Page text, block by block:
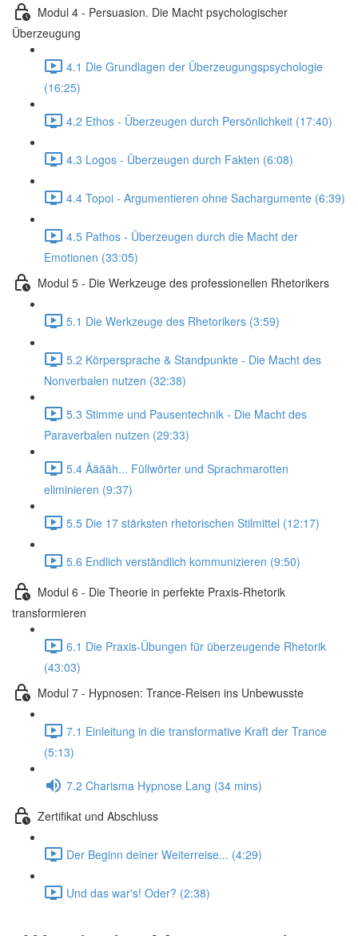
Modul 4 - Persuasion. Die Macht psychologischer
Überzeugung
4.1 Die Grundlagen der Überzeugungspsychologie
(16:25)
4.2 Ethos - Überzeugen durch Persönlichkeit (17:40)
4.3 Logos - Überzeugen durch Fakten (6:08)
4.4 Topoi - Argumentieren ohne Sachargumente (6:39)
4.5 Pathos - Überzeugen durch die Macht der
Emotionen (33:05)
Modul 5 - Die Werkzeuge des professionellen Rhetorikers
5.1 Die Werkzeuge des Rhetorikers (3:59)
5.2 Körpersprache & Standpunkte - Die Macht des
Nonverbalen nutzen (32:38)
5.3 Stimme und Pausentechnik - Die Macht des
Paraverbalen nutzen (29:33)
5.4 Ääääh... Füllwörter und Sprachmarotten
eliminieren (9:37)
5.5 Die 17 stärksten rhetorischen Stilmittel (12:17)
5.6 Endlich verständlich kommunizieren (9:50)
Modul 6 - Die Theorie in perfekte Praxis-Rhetorik
transformieren
6.1 Die Praxis-Übungen für überzeugende Rhetorik
(43:03)
Modul 7 - Hypnosen: Trance-Reisen ins Unbewusste
7.1 Einleitung in die transformative Kraft der Trance
(5:13)
7.2 Charisma Hypnose Lang (34 mins)
Zertifikat und Abschluss
Der Beginn deiner Weiterreise... (4:29)
Und das war's! Oder? (2:38)